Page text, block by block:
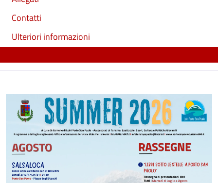
Contatti
Ulteriori informazioni